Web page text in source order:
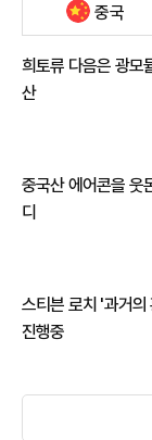
중국
희토류 다음은 광모
산
중국산 에어콘을 웃
디
스티븐 로치 '과거
진행중